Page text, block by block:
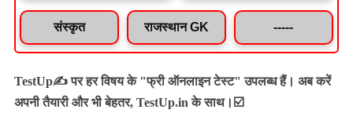
संस्कृत राजस्थान GK -----
TestUp✍️ पर हर विषय के "फ्री ऑनलाइन टेस्ट" उपलब्ध हैं। अब करें
अपनी तैयारी और भी बेहतर, TestUp.in के साथ।☑️